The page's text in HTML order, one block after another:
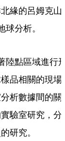
緣的呂姆克山
分析。
陸點區域進行
品相關的現場
析數據間的關
驗室研究，分
研究。